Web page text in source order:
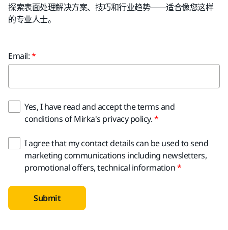
探索表面处理解决方案、技巧和行业趋势——适合像您这样
的专业人士。
Email:
Yes, I have read and accept the terms and
conditions of Mirka's privacy policy.
I agree that my contact details can be used to send
marketing communications including newsletters,
promotional offers, technical information
Submit